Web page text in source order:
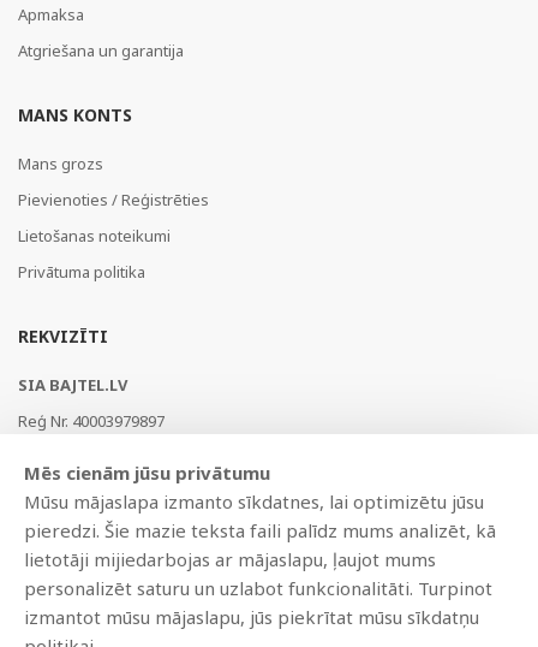
Apmaksa
Atgriešana un garantija
MANS KONTS
Mans grozs
Pievienoties / Reģistrēties
Lietošanas noteikumi
Privātuma politika
REKVIZĪTI
SIA BAJTEL.LV
Reģ Nr. 40003979897
AS Swedbank, HABALV22
LV53HABA0551019240274
Mēs cienām jūsu privātumu
Mūsu mājaslapa izmanto sīkdatnes, lai optimizētu jūsu
pieredzi. Šie mazie teksta faili palīdz mums analizēt, kā
lietotāji mijiedarbojas ar mājaslapu, ļaujot mums
personalizēt saturu un uzlabot funkcionalitāti. Turpinot
izmantot mūsu mājaslapu, jūs piekrītat mūsu sīkdatņu